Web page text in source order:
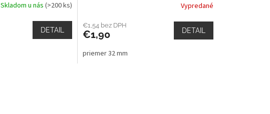
Skladom u nás (>200 ks)
DETAIL
Vypredané
€1,54 bez DPH
€1,90 DETAIL
priemer 32 mm